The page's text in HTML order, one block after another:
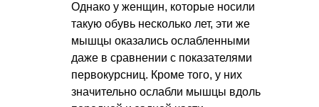
Однако у женщин, которые носили
такую обувь несколько лет, эти же
мышцы оказались ослабленными
даже в сравнении с показателями
первокурсниц. Кроме того, у них
значительно ослабли мышцы вдоль